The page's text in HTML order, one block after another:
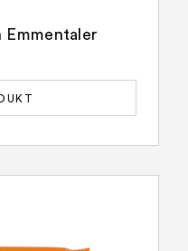
Emmentaler